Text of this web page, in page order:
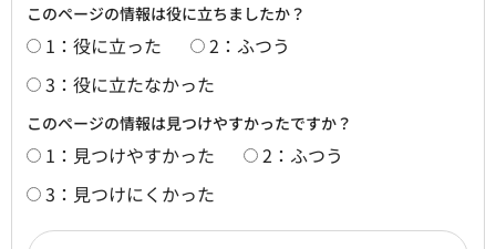
このページの情報は役に立ちましたか？
1：役に立った
2：ふつう
3：役に立たなかった
このページの情報は見つけやすかったですか？
1：見つけやすかった
2：ふつう
3：見つけにくかった